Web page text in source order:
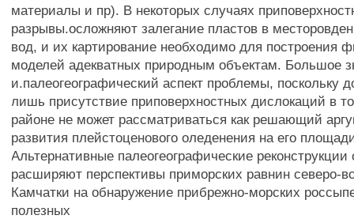
материалы и пр). В некоторых случаях
разрывы.осложняют залегание пластов в
вод, и их картирование необходимо для построения
моделей адекватных природным объектам. Большое
и.палеогеографический аспект проблемы, поскольку
лишь присутствие приповерхностных дислокаций в
районе не может рассматриваться как решающий
развития плейстоценового оледенения на его
Альтернативные палеогеографические
расширяют перспективы приморских равнин северо-
Камчатки на обнаружение прибрежно-морских
полезных